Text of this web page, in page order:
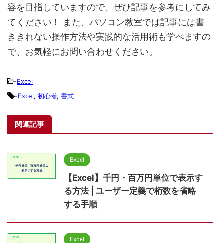
容を目指していますので、ぜひ記事を参考にしてみ
てください！ また、パソコン教室では記事には書
ききれない操作方法や実践的な活用術も学べますの
で、お気軽にお問い合わせください。
-Excel
-Excel, 初心者, 書式
関連記事
Excel
【Excel】千円・百万円単位で表示す
る方法 | ユーザー定義で桁数を省略
する手順
Excel